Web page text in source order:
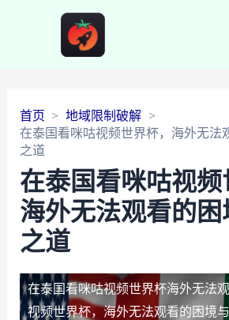
首页
地域限制破解
在泰国看咪咕视频世界杯，海外无法
之道
在泰国看咪咕视频
海外无法观看的困
之道
在泰国看咪咕视频世界杯海外无法
视频世界杯，海外无法观看的困境